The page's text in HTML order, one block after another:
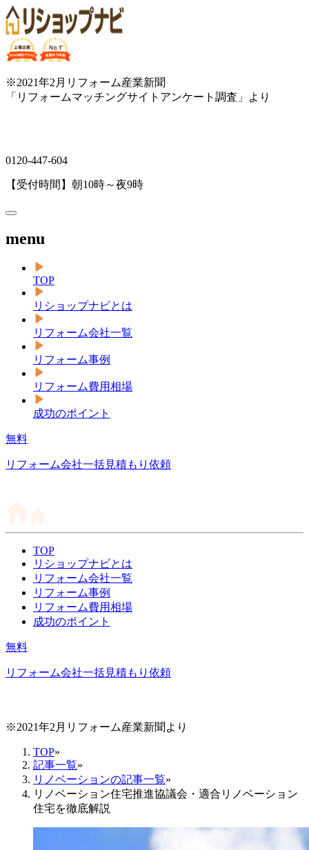
※2021年2月リフォーム産業新聞
「リフォームマッチングサイトアンケート調査」より
0120-447-604
【受付時間】朝10時～夜9時
menu
TOP
リショップナビとは
リフォーム会社一覧
リフォーム事例
リフォーム費用相場
成功のポイント
無料
リフォーム会社一括見積もり依頼
TOP
リショップナビとは
リフォーム会社一覧
リフォーム事例
リフォーム費用相場
成功のポイント
無料
リフォーム会社一括見積もり依頼
※2021年2月リフォーム産業新聞より
TOP»
記事一覧»
リノベーションの記事一覧»
リノベーション住宅推進協議会・適合リノベーション
住宅を徹底解説